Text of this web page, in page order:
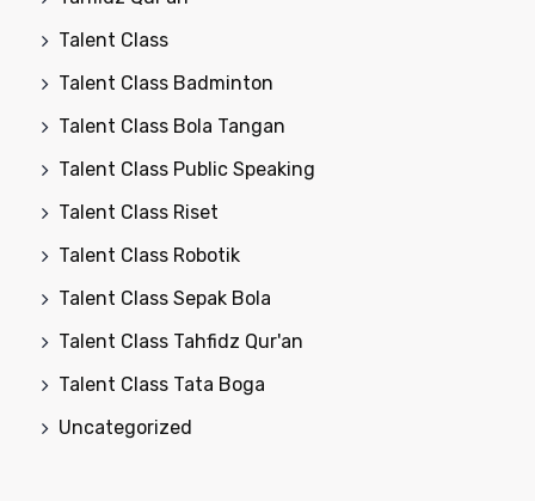
Talent Class
Talent Class Badminton
Talent Class Bola Tangan
Talent Class Public Speaking
Talent Class Riset
Talent Class Robotik
Talent Class Sepak Bola
Talent Class Tahfidz Qur'an
Talent Class Tata Boga
Uncategorized